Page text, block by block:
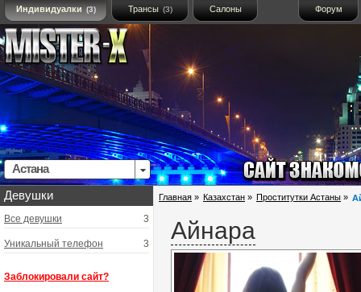
Индивидуалки (3) Трансы (3) Салоны Форум
Астана
Девушки
Все девушки 3
Уникальный телефон 3
Заблокировали сайт?
Главная » Казахстан » Проститутки Астаны »
Айнара